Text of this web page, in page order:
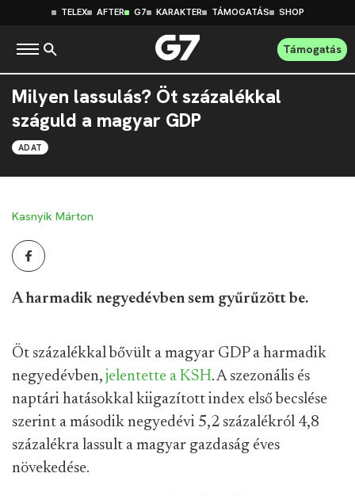
TELEX AFTER G7 KARAKTER TÁMOGATÁS SHOP
Támogatás
Milyen lassulás? Öt százalékkal
száguld a magyar GDP
ADAT
Kasnyik Márton
A harmadik negyedévben sem gyűrűzött be.
Öt százalékkal bővült a magyar GDP a harmadik
negyedévben, jelentette a KSH. A szezonális és
naptári hatásokkal kiigazított index első becslése
szerint a második negyedévi 5,2 százalékról 4,8
százalékra lassult a magyar gazdaság éves
növekedése.